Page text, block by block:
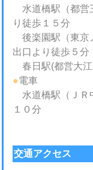
水道橋駅（都営
り徒歩１５分
後楽園駅（東京
出口より徒歩５分
春日駅(都営大江
●電車
水道橋駅（ＪＲ
１０分
交通アクセス